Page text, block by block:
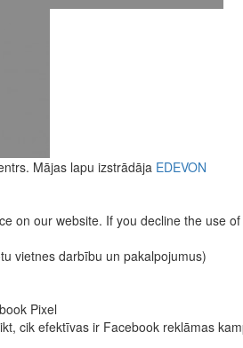
Mājas lapu izstrādāja EDEVON
on our website. If you decline the use
vietnes darbību un pakalpojumus)
Pixel
cik efektīvas ir Facebook reklāmas